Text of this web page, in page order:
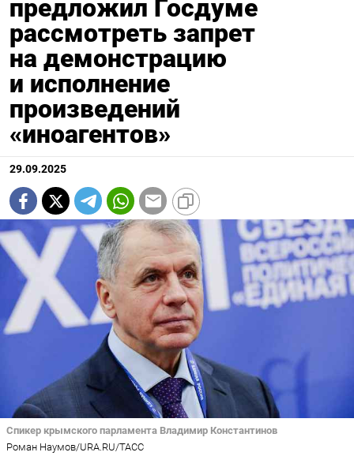
предложил Госдуме
рассмотреть запрет
на демонстрацию
и исполнение
произведений
«иноагентов»
29.09.2025
Спикер крымского парламента Владимир Константинов
Роман Наумов/URA.RU/ТАСС